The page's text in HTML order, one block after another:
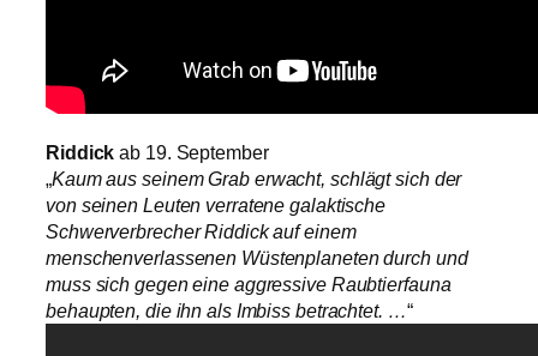
Riddick ab 19. September
„Kaum aus seinem Grab erwacht, schlägt sich der
von seinen Leuten verratene galaktische
Schwerverbrecher Riddick auf einem
menschenverlassenen Wüstenplaneten durch und
muss sich gegen eine aggressive Raubtierfauna
behaupten, die ihn als Imbiss betrachtet. …“